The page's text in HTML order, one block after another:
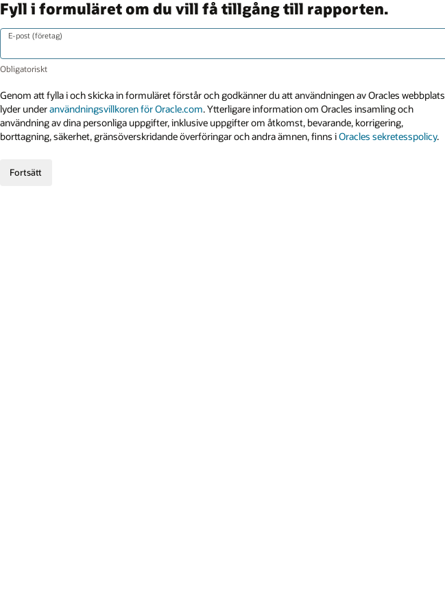
Fyll i formuläret om du vill få tillgång till rapporten.
E-post (företag)
Genom att fylla i och skicka in formuläret förstår och godkänner du att användningen av Oracles webbplats
lyder underanvändningsvillkoren för Oracle.com. Ytterligare information om Oracles insamling och
användning av dina personliga uppgifter, inklusive uppgifter om åtkomst, bevarande, korrigering,
borttagning, säkerhet, gränsöverskridande överföringar och andra ämnen, finns iOracles sekretesspolicy.
Fortsätt